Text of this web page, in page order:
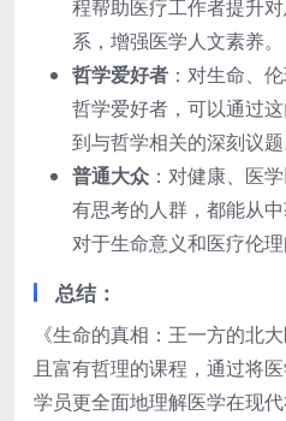
程帮助医疗工作者提升
系，增强医学人文素养。
哲学爱好者 ：对生命、
哲学爱好者，可以通过
到与哲学相关的深刻议题
普通大众 ：对健康、医
有思考的人群，都能从
对于生命意义和医疗伦理
总结：
《生命的真相：王一方的北
且富有哲理的课程，通过将
学员更全面地理解医学在现